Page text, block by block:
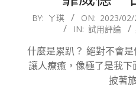
2023-
22
BY: ㄚ琪 ON: 2023/02/
IN: 試用評論
什麼是累趴？ 絕對不會
讓人療癒，像極了是我
披著